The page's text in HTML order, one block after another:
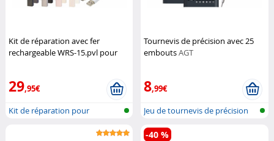
Kit de réparation avec fer
rechargeable WRS-15.pvl pour
29,95€
Kit de réparation pour
Tournevis de précision avec 25
emboutsAGT
8,99€
Jeu de tournevis de précision
pour...
-40 %